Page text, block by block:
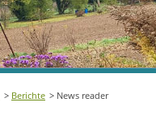
Berichte
News reader